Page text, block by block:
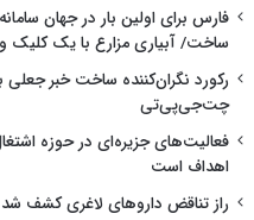
فارس برای اولین بار در جهان
ساخت/ آبیاری مزارع با یک کلیک و
رکورد نگران‌کننده ساخت خبر جعلی
چت‌جی‌پی‌تی
فعالیت‌های جزیره‌ای در حوزه
اهداف است
راز تناقض داروهای لاغری کشف شد